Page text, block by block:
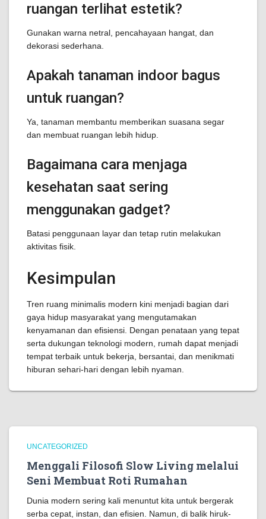
ruangan terlihat estetik?
Gunakan warna netral, pencahayaan hangat, dan
dekorasi sederhana.
Apakah tanaman indoor bagus
untuk ruangan?
Ya, tanaman membantu memberikan suasana segar
dan membuat ruangan lebih hidup.
Bagaimana cara menjaga
kesehatan saat sering
menggunakan gadget?
Batasi penggunaan layar dan tetap rutin melakukan
aktivitas fisik.
Kesimpulan
Tren ruang minimalis modern kini menjadi bagian dari
gaya hidup masyarakat yang mengutamakan
kenyamanan dan efisiensi. Dengan penataan yang tepat
serta dukungan teknologi modern, rumah dapat menjadi
tempat terbaik untuk bekerja, bersantai, dan menikmati
hiburan sehari-hari dengan lebih nyaman.
UNCATEGORIZED
Menggali Filosofi Slow Living melalui
Seni Membuat Roti Rumahan
Dunia modern sering kali menuntut kita untuk bergerak
serba cepat, instan, dan efisien. Namun, di balik hiruk-